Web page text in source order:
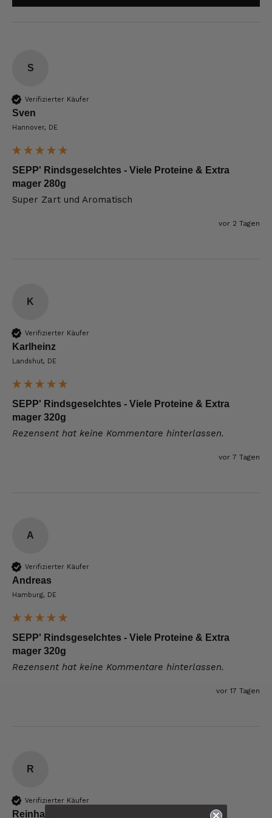
S
Verifizierter Käufer
Sven
Hannover, DE
SEPP' Rindsgeselchtes - Viele Proteine & Extra
mager 280g
Super Zart und Aromatisch
vor 2 Tagen
K
Verifizierter Käufer
Karlheinz
Landshut, DE
SEPP' Rindsgeselchtes - Viele Proteine & Extra
mager 320g
Rezensent hat keine Kommentare hinterlassen.
vor 7 Tagen
A
Verifizierter Käufer
Andreas
Hamburg, DE
SEPP' Rindsgeselchtes - Viele Proteine & Extra
mager 320g
Rezensent hat keine Kommentare hinterlassen.
vor 17 Tagen
R
Verifizierter Käufer
Reinhard